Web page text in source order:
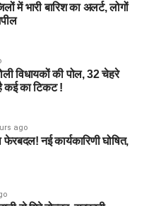
में भारी बारिश का अलर्ट, लोगों
विधायकों की पोल, 32 चेहरे
कई का टिकट !
ago
नई कार्यकारिणी घोषित,